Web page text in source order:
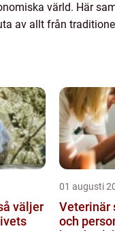
värld. Här
av allt från
väljer
01 augusti
Veterinär
och